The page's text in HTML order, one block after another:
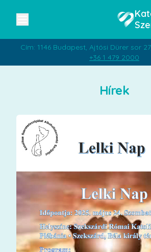
Cím: 1146 Budapest, Ajtósi Dürer sor
+36 1 479 2000
Hírek